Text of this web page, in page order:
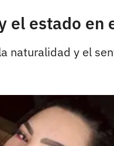
el estado en
naturalidad y el